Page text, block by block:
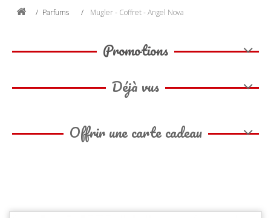
Parfums Mugler - Coffret - Angel Nova
Promotions
Déjà vus
Offrir une carte cadeau